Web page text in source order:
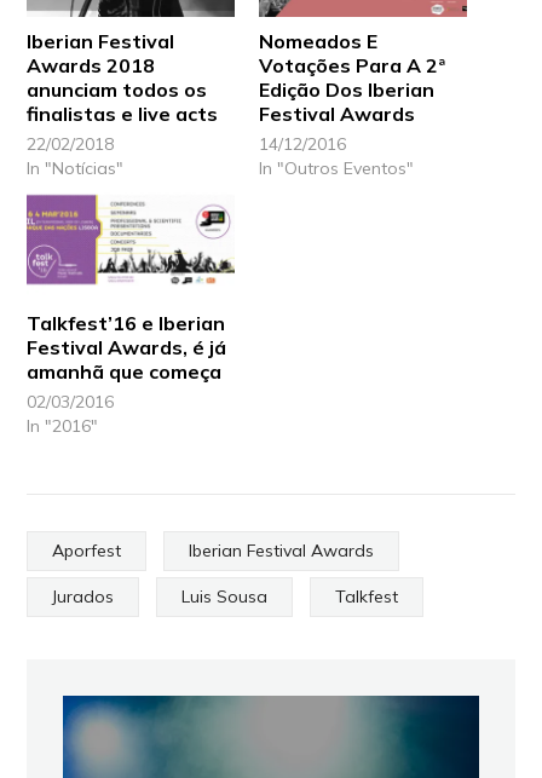
Iberian Festival
Awards 2018
anunciam todos os
finalistas e live acts
22/02/2018
In "Notícias"
Nomeados E
Votações Para A 2ª
Edição Dos Iberian
Festival Awards
14/12/2016
In "Outros Eventos"
Talkfest’16 e Iberian
Festival Awards, é já
amanhã que começa
02/03/2016
In "2016"
Aporfest Iberian Festival Awards
Jurados Luis Sousa Talkfest